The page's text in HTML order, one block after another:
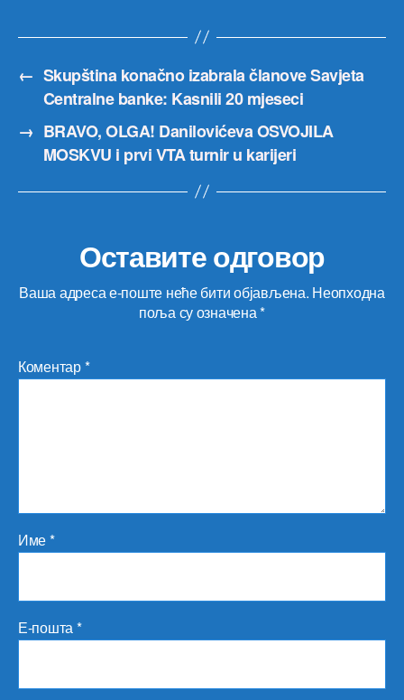
← Skupština konačno izabrala članove Savjeta
Centralne banke: Kasnili 20 mjeseci
→ BRAVO, OLGA! Danilovićeva OSVOJILA
MOSKVU i prvi VTA turnir u karijeri
Оставите одговор
Ваша адреса е-поште неће бити објављена. Неопходна
поља су означена*
Коментар*
Име*
Е-пошта*